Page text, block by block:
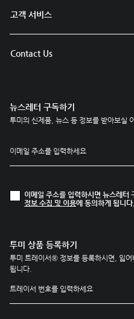
고객 서비스
Contact Us
뉴스레터 구독하기
투미의 신제품, 뉴스 등 정보를 받아보실
이메일 주소를 입력하시면 뉴스레터
정보 수집 및 이용에 동의하게 됩니다.
투미 상품 등록하기
투미 트레이서® 정보를 등록하시면, 잃
됩니다.